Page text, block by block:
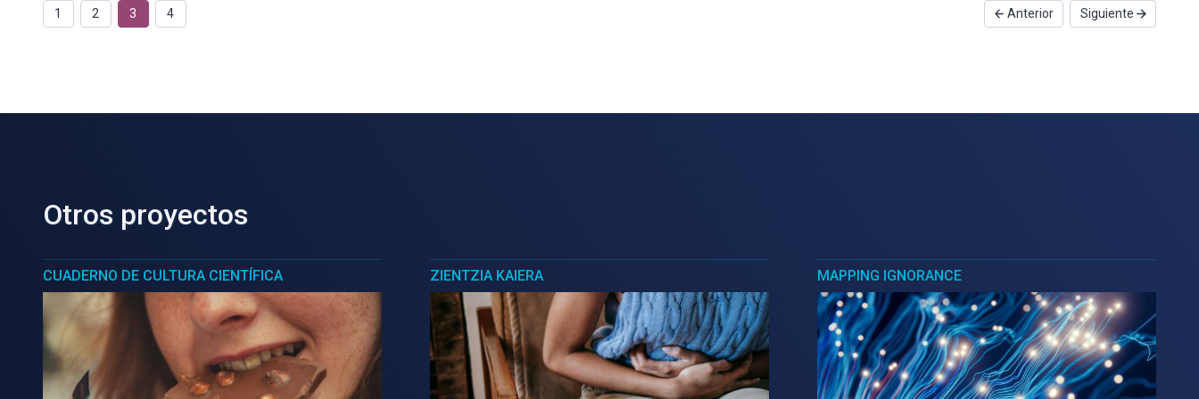
Anterior Siguiente
1 2 3 4
Otros proyectos
CUADERNO DE CULTURA CIENTÍFICA ZIENTZIA KAIERA MAPPING IGNORANCE